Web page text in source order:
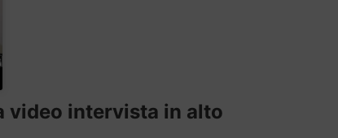
video intervista in alto